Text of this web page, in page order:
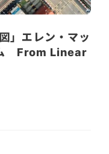
」エレン・マッ
ム From Linear